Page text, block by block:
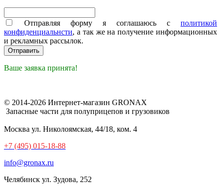
Отправляя форму я соглашаюсь с политикой
конфиденциальнсти, а так же на получение информационных
и рекламных рассылок.
Ваше заявка принята!
© 2014-2026 Интернет-магазин GRONAX
Запасные части для полуприцепов и грузовиков
Москва ул. Николоямская, 44/18, ком. 4
+7 (495) 015-18-88
info@gronax.ru
Челябинск ул. Зудова, 252